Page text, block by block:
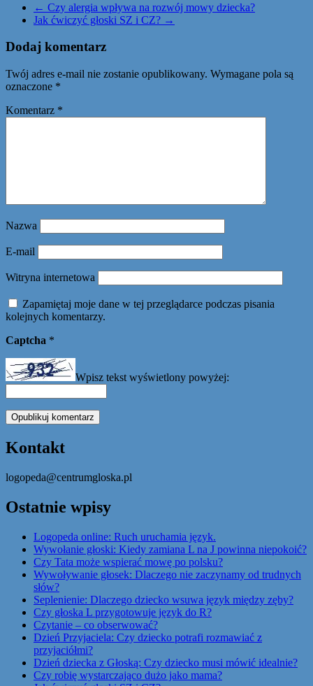
← Czy alergia wpływa na rozwój mowy dziecka?
Jak ćwiczyć głoski SZ i CZ? →
Dodaj komentarz
Twój adres e-mail nie zostanie opublikowany. Wymagane pola są
oznaczone *
Komentarz *
Nazwa
E-mail
Witryna internetowa
Zapamiętaj moje dane w tej przeglądarce podczas pisania
kolejnych komentarzy.
Captcha *
Wpisz tekst wyświetlony powyżej:
Kontakt
logopeda@centrumgloska.pl
Ostatnie wpisy
Logopeda online: Ruch uruchamia język.
Wywołanie głoski: Kiedy zamiana L na J powinna niepokoić?
Czy Tata może wspierać mowę po polsku?
Wywoływanie głosek: Dlaczego nie zaczynamy od trudnych
słów?
Seplenienie: Dlaczego dziecko wsuwa język między zęby?
Czy głoska L przygotowuje język do R?
Czytanie – co obserwować?
Dzień Przyjaciela: Czy dziecko potrafi rozmawiać z
przyjaciółmi?
Dzień dziecka z Głoską: Czy dziecko musi mówić idealnie?
Czy robię wystarczająco dużo jako mama?